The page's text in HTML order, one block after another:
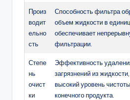
Произ
водит
ельно
сть
Способность фильтра
объем жидкости в
обеспечивает
фильтрации.
Степе
нь
очист
ки
Эффективность
загрязнений из
высокий уровень
конечного продукта.